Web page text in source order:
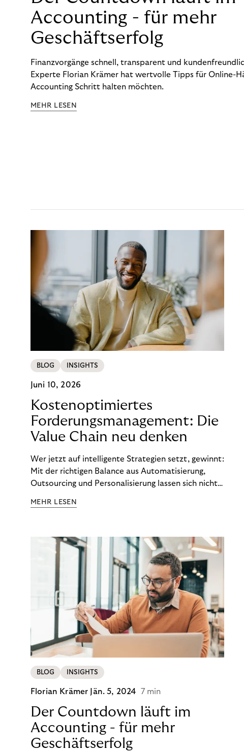
Accounting - für mehr
Geschäftserfolg
Finanzvorgänge schnell, transparent und
Experte Florian Krämer hat wertvolle Tipps für Online-
Accounting Schritt halten möchten.
MEHR LESEN
BLOG INSIGHTS
Juni 10, 2026
Kostenoptimiertes
Forderungsmanagement: Die
Value Chain neu denken
Wer jetzt auf intelligente Strategien setzt, gewinnt:
Mit der richtigen Balance aus Automatisierung,
Outsourcing und Personalisierung lassen sich nicht
Ergebnisse sichern. Riverty zeigt, wie Recovery-
MEHR LESEN
BLOG INSIGHTS
Florian Krämer Jän. 5, 2024 7 min
Der Countdown läuft im
Accounting - für mehr
Geschäftserfolg